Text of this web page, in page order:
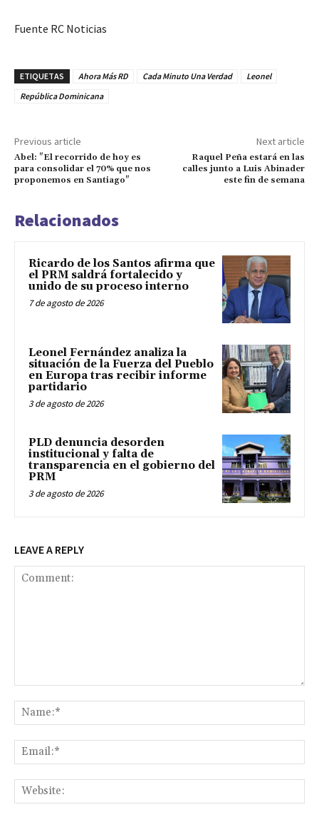
Fuente RC Noticias
ETIQUETAS Ahora Más RD Cada Minuto Una Verdad
Leonel
República Dominicana
Previous article
Abel: "El recorrido de hoy es
para consolidar el 70% que nos
proponemos en Santiago"
Next article
Raquel Peña estará en las
calles junto a Luis Abinader
este fin de semana
Relacionados
Ricardo de los Santos afirma que
el PRM saldrá fortalecido y
unido de su proceso interno
7 de agosto de 2026
Leonel Fernández analiza la
situación de la Fuerza del Pueblo
en Europa tras recibir informe
partidario
3 de agosto de 2026
PLD denuncia desorden
institucional y falta de
transparencia en el gobierno del
PRM
3 de agosto de 2026
LEAVE A REPLY